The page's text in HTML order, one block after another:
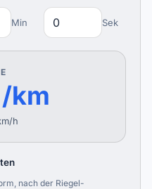
Min Sek
km
h
nach der Riegel-